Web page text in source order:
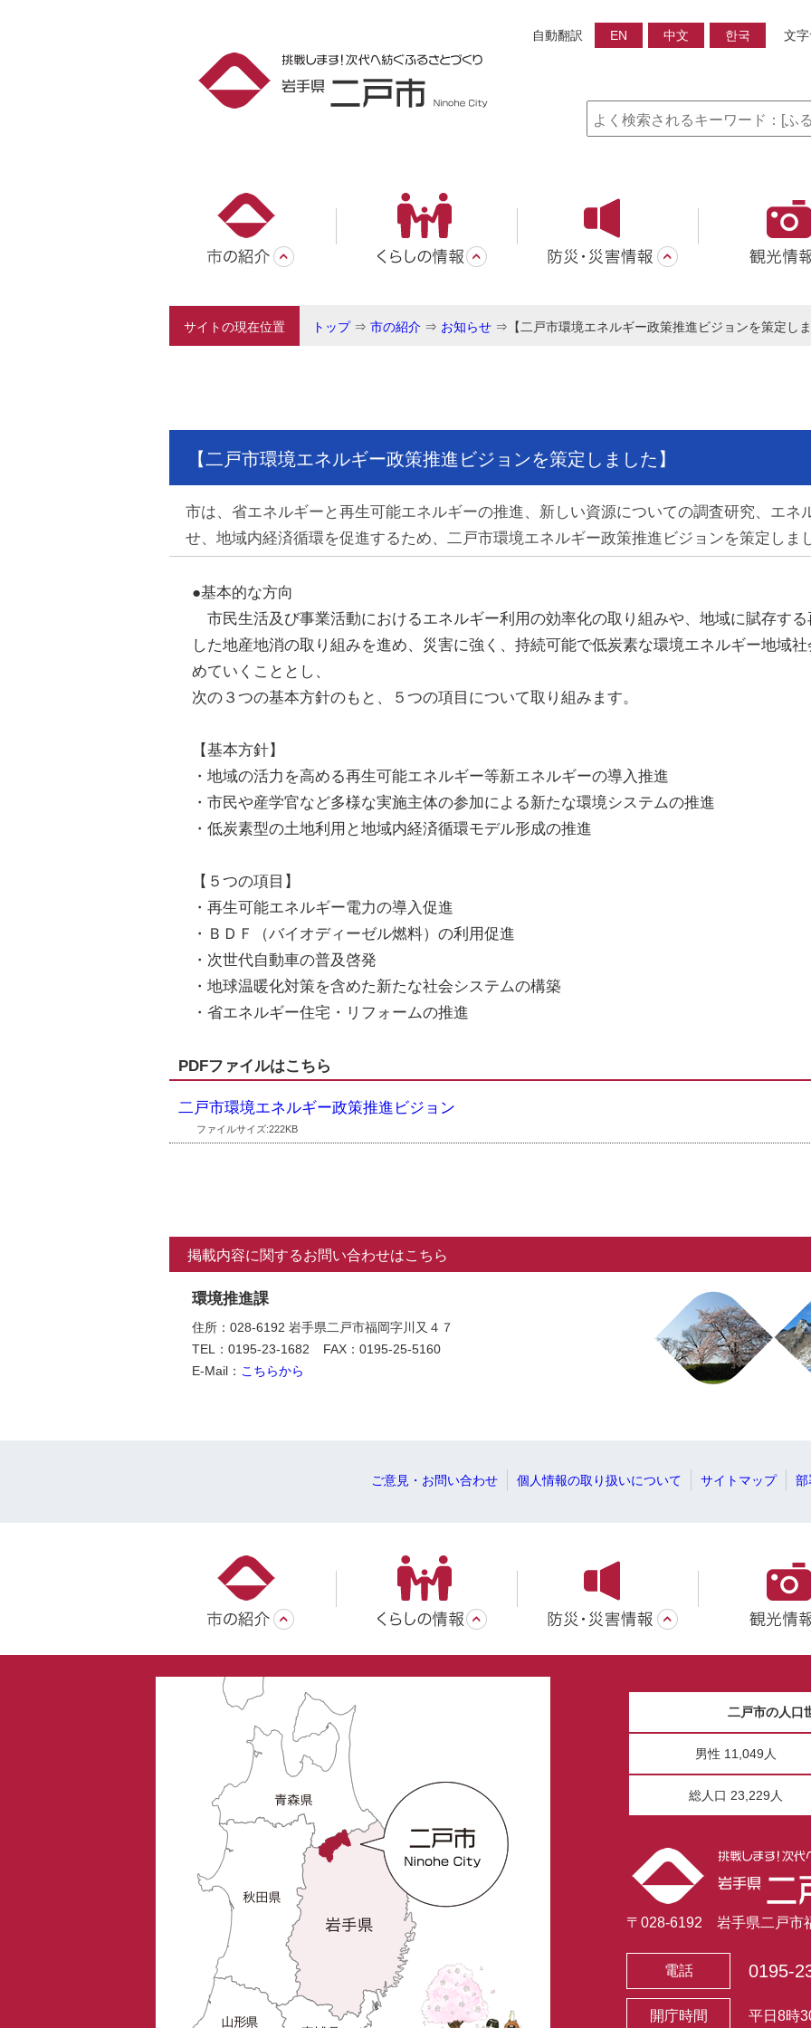
自動翻訳 EN 中文 한국 文
サイトの現在位置 トップ⇒ 市の紹介 ⇒ お知らせ ⇒ 【二戸市環境エネルギー政策推進ビジョンを策定し
【二戸市環境エネルギー政策推進ビジョンを策定しました】
市は、省エネルギーと再生可能エネルギーの推進、新しい資源についての調査研究、エネ
せ、地域内経済循環を促進するため、二戸市環境エネルギー政策推進ビジョンを策定しま
●基本的な方向
市民生活及び事業活動におけるエネルギー利用の効率化の取り組みや、地域に賦存す
した地産地消の取り組みを進め、災害に強く、持続可能で低炭素な環境エネルギー地域
めていくこととし、
次の３つの基本方針のもと、５つの項目について取り組みます。
【基本方針】
・地域の活力を高める再生可能エネルギー等新エネルギーの導入推進
・市民や産学官など多様な実施主体の参加による新たな環境システムの推進
・低炭素型の土地利用と地域内経済循環モデル形成の推進
【５つの項目】
・再生可能エネルギー電力の導入促進
・ＢＤＦ（バイオディーゼル燃料）の利用促進
・次世代自動車の普及啓発
・地球温暖化対策を含めた新たな社会システムの構築
・省エネルギー住宅・リフォームの推進
PDFファイルはこちら
二戸市環境エネルギー政策推進ビジョン
ファイルサイズ:222KB
掲載内容に関するお問い合わせはこちら
環境推進課
住所：028-6192 岩手県二戸市福岡字川又４７
TEL：0195-23-1682
FAX：0195-25-5160
E-Mail： こちらから
ご意見・お問い合わせ 個人情報の取り扱いについて サイトマップ 部
二戸市の人口
男性 11,049人
総人口 23,229人
〒028-6192 岩手県二戸市
電話 0195-
開庁時間 平日8時